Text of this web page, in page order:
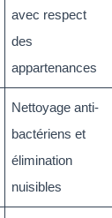
avec respect
des
appartenances
Nettoyage anti-
bactériens et
élimination
nuisibles